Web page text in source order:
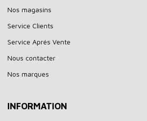
Nos magasins
Service Clients
Service Aprés Vente
Nous contacter
Nos marques
INFORMATION